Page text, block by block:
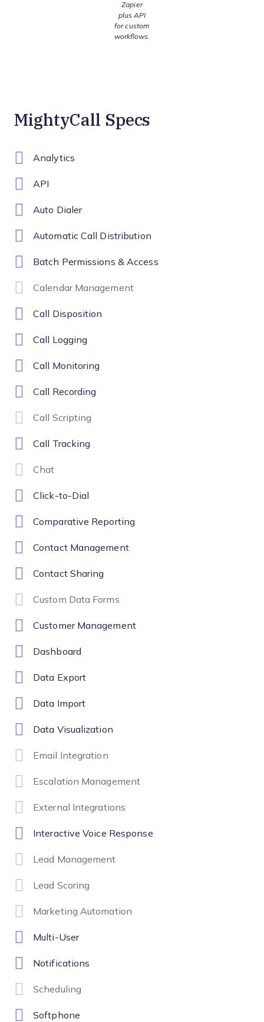
Zapier
plus API
for custom
workflows.
MightyCall Specs
Analytics
API
Auto Dialer
Automatic Call Distribution
Batch Permissions & Access
Calendar Management
Call Disposition
Call Logging
Call Monitoring
Call Recording
Call Scripting
Call Tracking
Chat
Click-to-Dial
Comparative Reporting
Contact Management
Contact Sharing
Custom Data Forms
Customer Management
Dashboard
Data Export
Data Import
Data Visualization
Email Integration
Escalation Management
External Integrations
Interactive Voice Response
Lead Management
Lead Scoring
Marketing Automation
Multi-User
Notifications
Scheduling
Softphone